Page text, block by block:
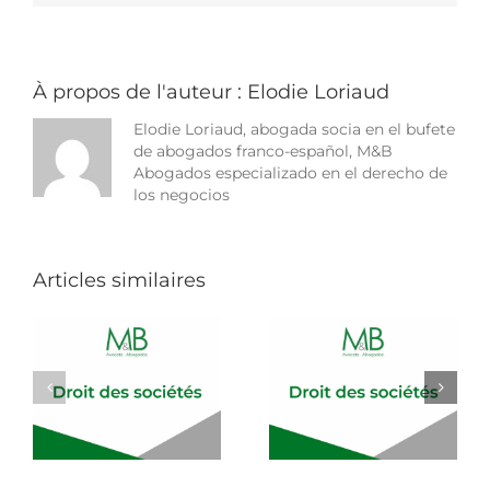
sans
cause
réelle
sérieuse
À propos de l'auteur : Elodie Loriaud
Elodie Loriaud, abogada socia en el bufete
de abogados franco-español, M&B
Abogados especializado en el derecho de
los negocios
Articles similaires